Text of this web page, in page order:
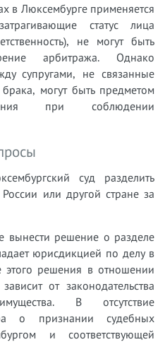
в Люксембурге применяется
статус лица
не могут быть
арбитража. Однако
супругами, не связанные
могут быть предметом
при соблюдении
суд разделить
или другой стране за
вынести решение о разделе
юрисдикцией по делу в
решения в отношении
от законодательства
В отсутствие
о признании судебных
и соответствующей